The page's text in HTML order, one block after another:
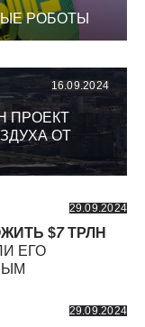
РОБОТЫ
16.09.2024
ПРОЕКТ
ОТ
29.09.2024
$7ТРЛН
ЕГО
29.09.2024